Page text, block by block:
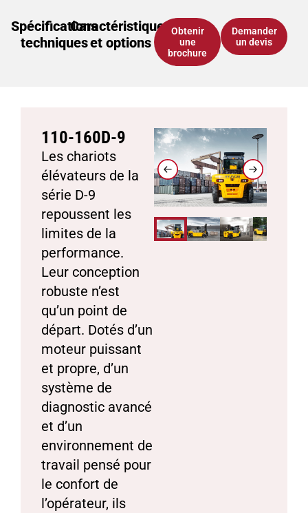
Spécifications
techniques
Caractéristiques
et options
Obtenir
une
brochure
Demander
un devis
110-160D-9
Les chariots
élévateurs de la
série D-9
repoussent les
limites de la
performance.
Leur conception
robuste n’est
qu’un point de
départ. Dotés d’un
moteur puissant
et propre, d’un
système de
diagnostic avancé
et d’un
environnement de
travail pensé pour
le confort de
l’opérateur, ils